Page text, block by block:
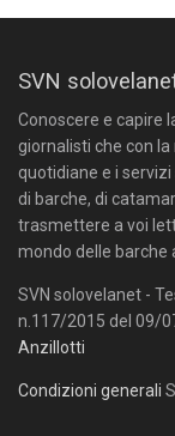
SVN
Conoscere e capire
giornalisti che con
quotidiane e i
di barche, di
trasmettere a voi
mondo delle barche
SVN solovelanet -
n.117/2015 del 09/
Anzillotti
Condizioni generali